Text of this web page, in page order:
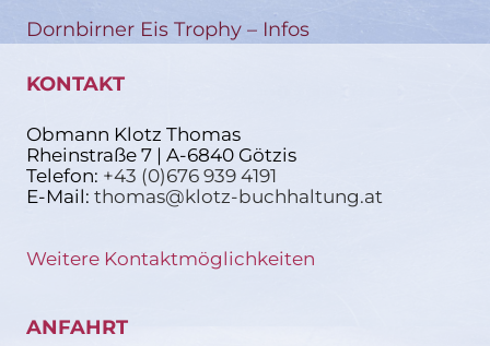
Dornbirner Eis Trophy – Infos
KONTAKT
Obmann Klotz Thomas
Rheinstraße 7 | A-6840 Götzis
Telefon: +43 (0)676 939 4191
E-Mail: thomas@klotz-buchhaltung.at
Weitere Kontaktmöglichkeiten
ANFAHRT